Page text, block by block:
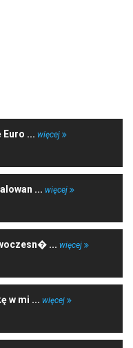
... więcej
... więcej
... więcej
w mi ... więcej